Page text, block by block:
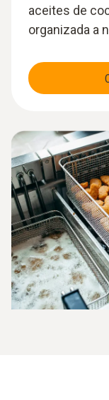
aceites de
organizada a